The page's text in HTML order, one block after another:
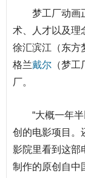
梦工厂动画
术、人才以及理
徐汇滨江（东方
格兰戴尔 （梦
厂。
“大概一年
创的电影项目。
影院里看到这部
制作的原创自中